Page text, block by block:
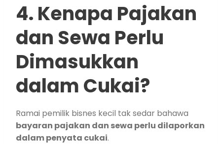
4. Kenapa Pajakan
dan Sewa Perlu
Dimasukkan
dalam Cukai?
Ramai pemilik bisnes kecil tak sedar bahawa
bayaran pajakan dan sewa perlu dilaporkan
dalam penyata cukai.